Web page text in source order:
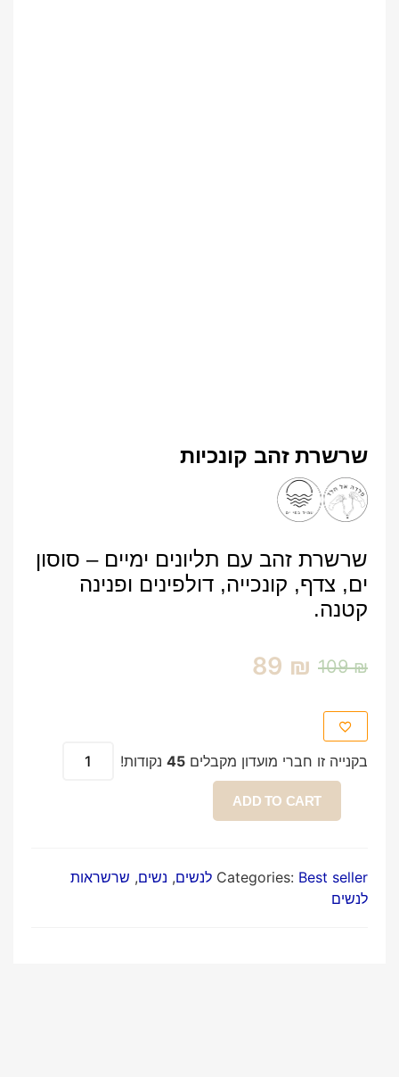
שרשרת זהב קונכיות
שרשרת זהב עם תליונים ימיים – סוסון
ים, צדף, קונכייה, דולפינים ופנינה
קטנה.
109₪
89 ₪
בקנייה זו חברי מועדון מקבלים 45 נקודות!
ADD TO CART
Categories: Best seller לנשים , נשים, שרשראות
לנשים